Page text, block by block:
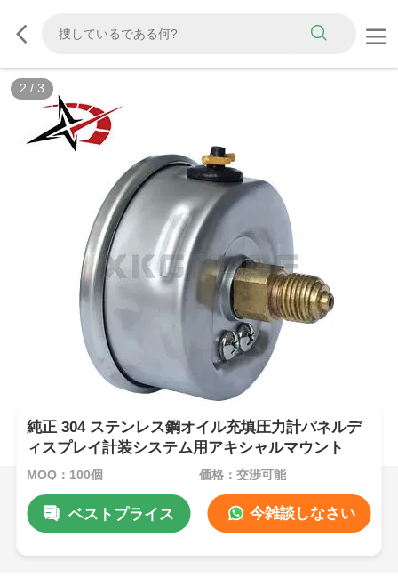
2 / 3
純正 304 ステンレス鋼オイル充填圧力計パネルデ
ィスプレイ計装システム用アキシャルマウント
MOQ：100個 価格：交渉可能
ベストプライス 今雑談しなさい